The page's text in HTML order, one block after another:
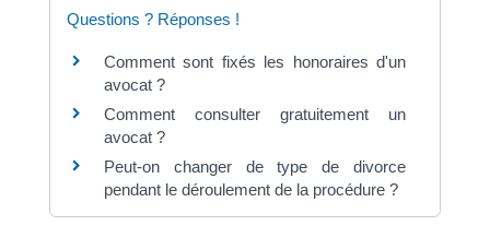
Questions ? Réponses !
Comment sont fixés les honoraires d'un
avocat ?
Comment consulter gratuitement un
avocat ?
Peut-on changer de type de divorce
pendant le déroulement de la procédure ?